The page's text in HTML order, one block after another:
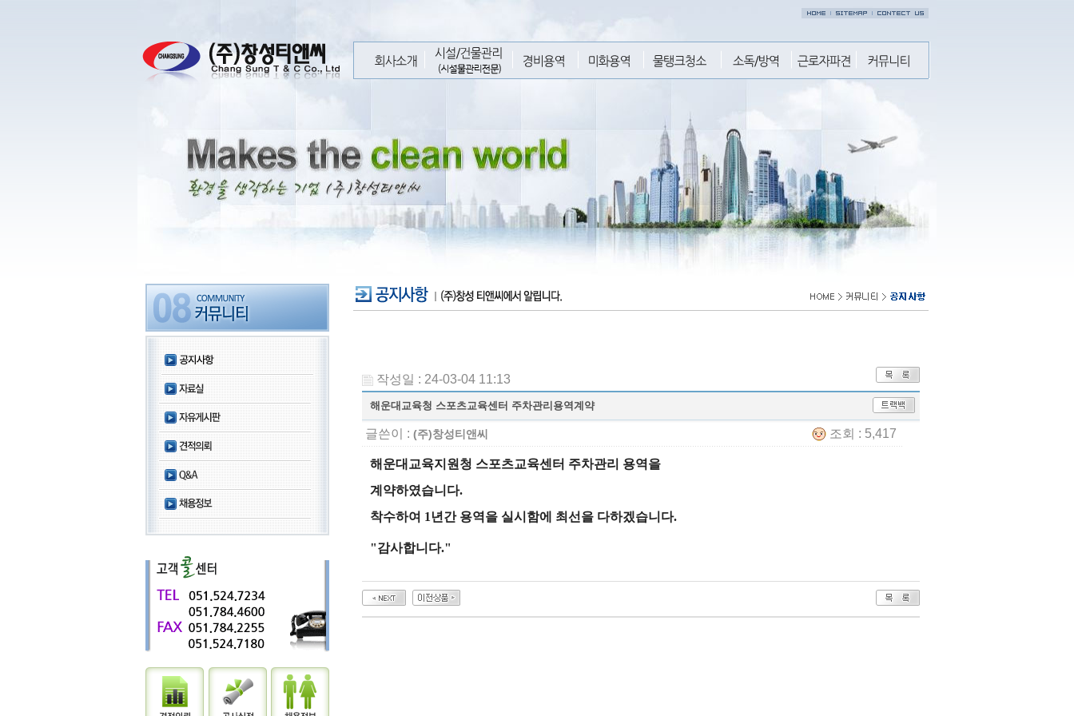
작성일 : 24-03-04 11:13
해운대교육청 스포츠교육센터 주차관리용역계약
글쓴이 : (주)창성티앤씨 조회 : 5,417
해운대교육지원청 스포츠교육센터 주차관리 용역을
계약하였습니다.
착수하여 1년간 용역을 실시함에 최선을 다하겠습니다.
"감사합니다."